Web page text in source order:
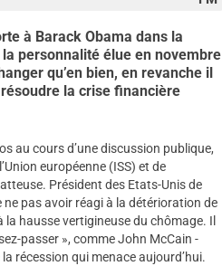
à Barack Obama dans la
personnalité élue en novembre
qu’en bien, en revanche il
la crise financière
au cours d’une discussion publique,
européenne (ISS) et de
Président des Etats-Unis de
pas avoir réagi à la détérioration de
hausse vertigineuse du chômage. Il
passer », comme John McCain -
récession qui menace aujourd’hui.